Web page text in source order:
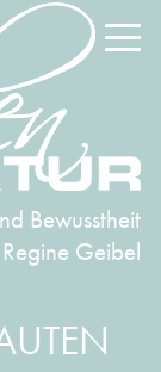
Bewusstheit
Geibel